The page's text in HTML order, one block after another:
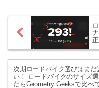
次期ロードバイク選びはまだ
い！ ロードバイクのサイズ
たらGeometry Geeksで比べ